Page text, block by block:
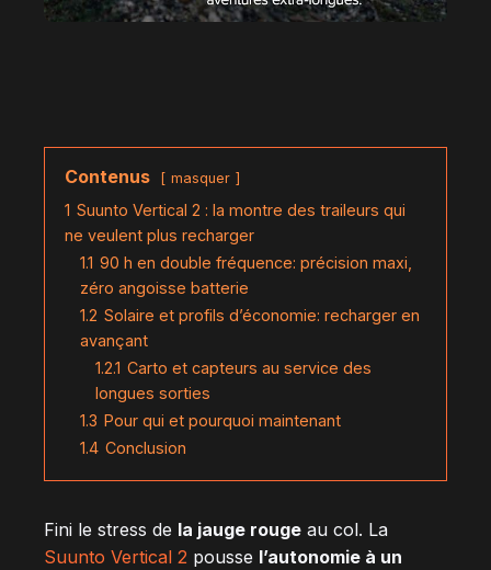
Contenus masquer
1 Suunto Vertical 2 : la montre des traileurs qui
ne veulent plus recharger
1.1 90 h en double fréquence: précision maxi,
zéro angoisse batterie
1.2 Solaire et profils d’économie: recharger en
avançant
1.2.1 Carto et capteurs au service des
longues sorties
1.3 Pour qui et pourquoi maintenant
1.4 Conclusion
Fini le stress de la jauge rouge au col. La
Suunto Vertical 2 pousse l’autonomie à un